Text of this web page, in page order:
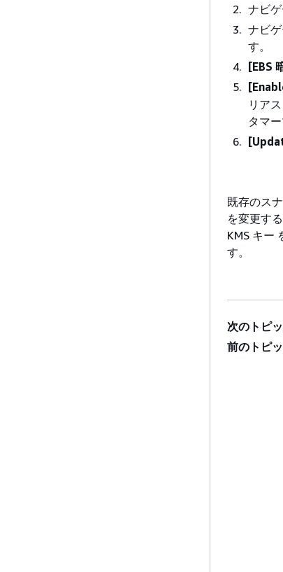
ナビ
ナビ
す。
[EBS
リア
タマ
既存のス
を変更す
KMS キー
す。
次のトピ
前のトピ